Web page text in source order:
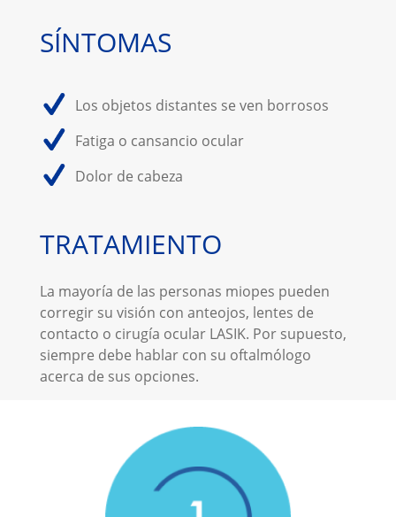
SÍNTOMAS
Los objetos distantes se ven borrosos
Fatiga o cansancio ocular
Dolor de cabeza
TRATAMIENTO
La mayoría de las personas miopes pueden
corregir su visión con anteojos, lentes de
contacto o cirugía ocular LASIK. Por supuesto,
siempre debe hablar con su oftalmólogo
acerca de sus opciones.